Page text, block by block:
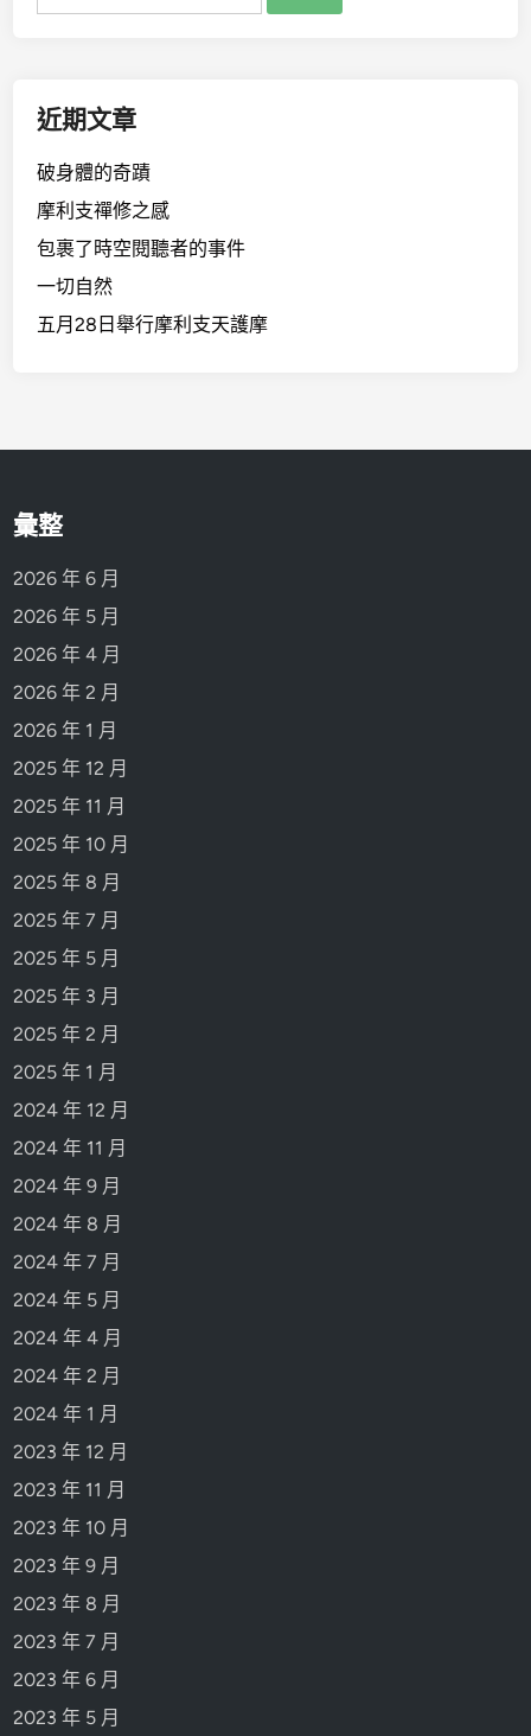
近期文章
破身體的奇蹟
摩利支禪修之感
包裹了時空閱聽者的事件
一切自然
五月28日舉行摩利支天護摩
彙整
2026 年 6 月
2026 年 5 月
2026 年 4 月
2026 年 2 月
2026 年 1 月
2025 年 12 月
2025 年 11 月
2025 年 10 月
2025 年 8 月
2025 年 7 月
2025 年 5 月
2025 年 3 月
2025 年 2 月
2025 年 1 月
2024 年 12 月
2024 年 11 月
2024 年 9 月
2024 年 8 月
2024 年 7 月
2024 年 5 月
2024 年 4 月
2024 年 2 月
2024 年 1 月
2023 年 12 月
2023 年 11 月
2023 年 10 月
2023 年 9 月
2023 年 8 月
2023 年 7 月
2023 年 6 月
2023 年 5 月